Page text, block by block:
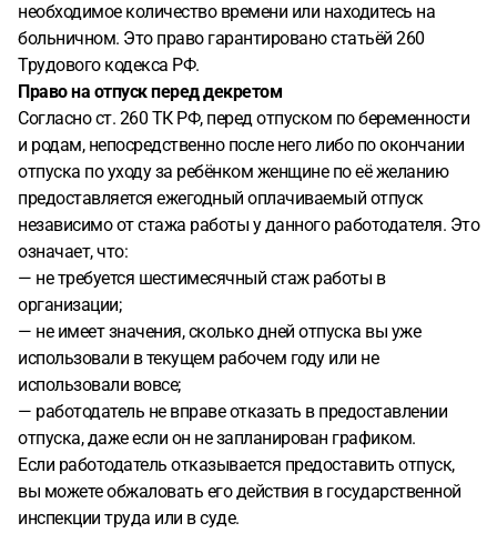
необходимое количество времени или находитесь на
больничном. Это право гарантировано статьёй 260
Трудового кодекса РФ.
Право на отпуск перед декретом
Согласно ст. 260 ТК РФ, перед отпуском по беременности
и родам, непосредственно после него либо по окончании
отпуска по уходу за ребёнком женщине по её желанию
предоставляется ежегодный оплачиваемый отпуск
независимо от стажа работы у данного работодателя. Это
означает, что:
— не требуется шестимесячный стаж работы в
организации;
— не имеет значения, сколько дней отпуска вы уже
использовали в текущем рабочем году или не
использовали вовсе;
— работодатель не вправе отказать в предоставлении
отпуска, даже если он не запланирован графиком.
Если работодатель отказывается предоставить отпуск,
вы можете обжаловать его действия в государственной
инспекции труда или в суде.